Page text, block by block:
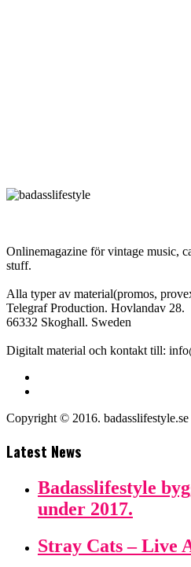
Onlinemagazine för vintage music,
stuff.
Alla typer av material(promos,
Telegraf Production. Hovlandav 28.
66332 Skoghall. Sweden
Digitalt material och kontakt till:
Copyright © 2016. badasslifestyle.se
Latest News
Badasslifestyle
under 2017.
Stray Cats – Live